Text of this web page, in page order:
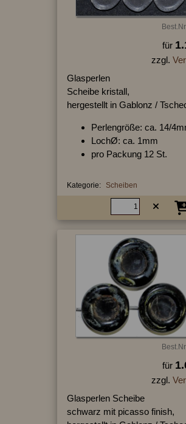
für
zzgl.
Glasperlen
Scheibe kristall,
hergestellt in Gablonz /
Perlengröße: ca. 14/
LochØ: ca. 1mm
pro Packung 12 St.
Kategorie: Scheiben
für
zzgl.
Glasperlen Scheibe
schwarz mit picasso finish,